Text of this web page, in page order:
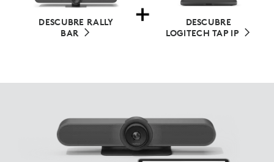
DESCUBRE RALLY
BAR
DESCUBRE
LOGITECH TAP IP